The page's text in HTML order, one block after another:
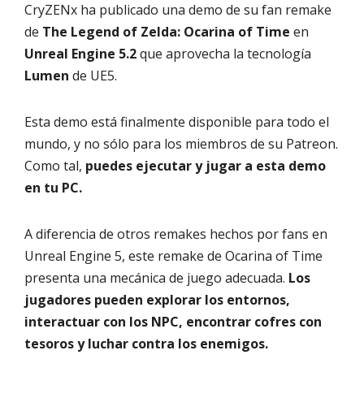
CryZENx ha publicado una demo de su fan remake
de The Legend of Zelda: Ocarina of Time en
Unreal Engine 5.2que aprovecha la tecnología
Lumen de UE5.
Esta demo está finalmente disponible para todo el
mundo, y no sólo para los miembros de su Patreon.
Como tal, puedes ejecutar y jugar a esta demo
en tu PC.
A diferencia de otros remakes hechos por fans en
Unreal Engine 5, este remake de Ocarina of Time
presenta una mecánica de juego adecuada. Los
jugadores pueden explorar los entornos,
interactuar con los NPC, encontrar cofres con
tesoros y luchar contra los enemigos.